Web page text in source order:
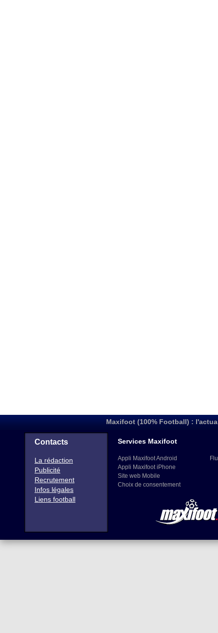
Maxifoot (100% Football) :
Contacts
La rédaction
Publicité
Recrutement
Infos légales
Liens football
Services Maxifoot
Appli Maxifoot Android
Appli Maxifoot iPhone
Site web Mobile
Choix de consentement